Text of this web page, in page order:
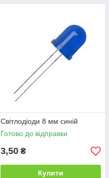
Світлодіоди 8 мм синій
Готово до відправки
3,50 ₴
Купити